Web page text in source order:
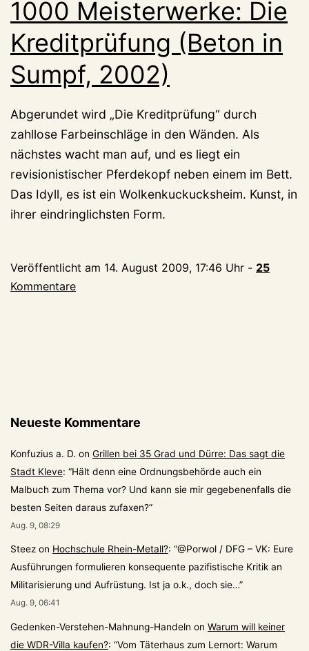
1000 Meisterwerke: Die
Kreditprüfung (Beton in
Sumpf, 2002)
Abgerundet wird „Die Kreditprüfung“ durch
zahllose Farbeinschläge in den Wänden. Als
nächstes wacht man auf, und es liegt ein
revisionistischer Pferdekopf neben einem im Bett.
Das Idyll, es ist ein Wolkenkuckucksheim. Kunst, in
ihrer eindringlichsten Form.
Veröffentlicht am 14. August 2009, 17:46 Uhr - 25
Kommentare
Neueste Kommentare
Konfuzius a. D. on Grillen bei 35 Grad und Dürre: Das sagt die
Stadt Kleve: “Hält denn eine Ordnungsbehörde auch ein
Malbuch zum Thema vor? Und kann sie mir gegebenenfalls die
besten Seiten daraus zufaxen?”
Aug. 9, 08:29
Steez on Hochschule Rhein-Metall?: “@Porwol / DFG – VK: Eure
Ausführungen formulieren konsequente pazifistische Kritik an
Militarisierung und Aufrüstung. Ist ja o.k., doch sie…”
Aug. 9, 06:41
Gedenken-Verstehen-Mahnung-Handeln on Warum will keiner
die WDR-Villa kaufen?: “Vom Täterhaus zum Lernort: Warum